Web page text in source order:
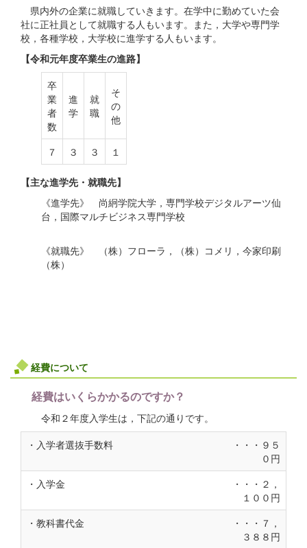
県内外の企業に就職していきます。在学中に勤めていた会
社に正社員として就職する人もいます。また，大学や専門学
校，各種学校，大学校に進学する人もいます。
【令和元年度卒業生の進路】
卒
業
者
数
進
学
就
職
そ
の
他
７ ３ ３ １
【主な進学先・就職先】
《進学先》 尚絅学院大学，専門学校デジタルアーツ仙
台，国際マルチビジネス専門学校
《就職先》 （株）フローラ，（株）コメリ，今家印刷
（株）
経費について
経費はいくらかかるのですか？
令和２年度入学生は，下記の通りです。
・入学者選抜手数料
・・・９５
０円
・入学金
・・・２，
１００円
・教科書代金
・・・７，
３８８円